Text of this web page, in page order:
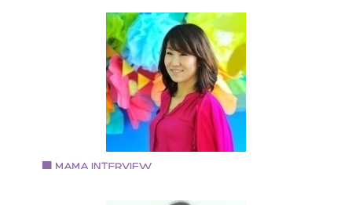
もある。 アフタースクールにじのいえ http://nijino-
彈正原 由紀さん
キッズマナーインストラクター／プレシャス・マミー
定トレーナー 「忙しいなか読んでる暇ないよ！！ そん
お母さんだからこそ見て欲しい！」 「マナーはお子さ
の財産になります」 キッズマナー講師 彈正原 由紀 無
メルマガ https://www.reservestock.jp/subscribe/86258